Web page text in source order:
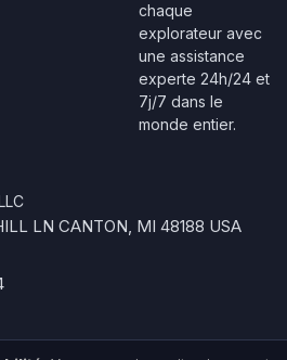
chaque
explorateur avec
une assistance
experte 24h/24 et
7j/7 dans le
monde entier.
LN CANTON, MI 48188 USA